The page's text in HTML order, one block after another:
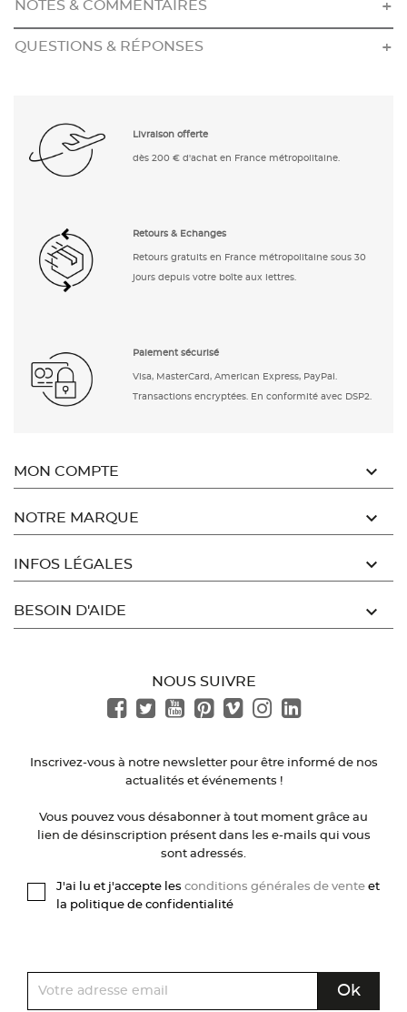
NOTES & COMMENTAIRES
QUESTIONS & RÉPONSES
Livraison offerte
dès 200 € d'achat en France métropolitaine.
Retours & Echanges
Retours gratuits en France métropolitaine sous 30
jours depuis votre boîte aux lettres.
Paiement sécurisé
Visa, MasterCard, American Express, PayPal.
Transactions encryptées. En conformité avec DSP2.
MON COMPTE 
NOTRE MARQUE 
INFOS LÉGALES 
BESOIN D'AIDE 
NOUS SUIVRE
Inscrivez-vous à notre newsletter pour être informé de nos
actualités et événements !
Vous pouvez vous désabonner à tout moment grâce au
lien de désinscription présent dans les e-mails qui vous
sont adressés.
J'ai lu et j'accepte les conditions générales de vente et
la politique de confidentialité